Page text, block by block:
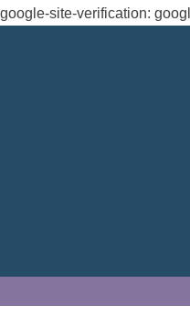
google-site-verification: